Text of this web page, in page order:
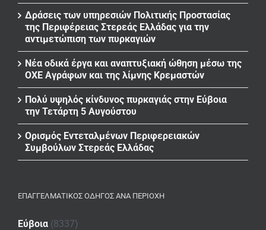
Δράσεις των υπηρεσιών Πολιτικής Προστασίας
της Περιφέρειας Στερεάς Ελλάδας για την
αντιμετώπιση των πυρκαγιών
Νέα οδικά έργα και αναπτυξιακή ώθηση μέσω της
ΟΧΕ Αγράφων και της λίμνης Κρεμαστών
Πολύ υψηλός κίνδυνος πυρκαγιάς στην Εύβοια
την Τετάρτη 5 Αυγούστου
Ορισμός Εντεταλμένων Περιφερειακών
Συμβούλων Στερεάς Ελλάδας
ΕΠΑΓΓΕΛΜΑΤΙΚΌΣ ΟΔΗΓΌΣ ΑΝΆ ΠΕΡΙΟΧΉ
Εύβοια (8337)